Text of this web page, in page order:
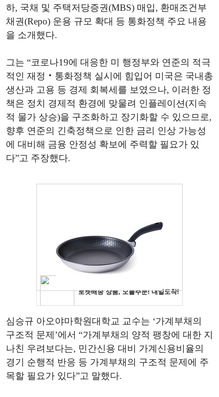
하, 국채 및 주택저당증권(MBS) 매입, 환매조건부
채권(Repo) 운용 규모 확대 등 통화정책 주요 내용
을 소개했다.
그는 “코로나19에 대응한 미 행정부와 연준의 적극
적인 재정‧통화정책 실시에 힘입어 미국은 국내총
생산과 고용 등 경제 회복세를 보였으나, 이러한 정
책은 정치 경제적 환경에 맞물려 인플레이션(지속
적 물가 상승)을 구조화하고 장기화할 수 있으므로,
향후 연준의 긴축정책으로 인한 금리 인상 가능성
에 대비해 금융 안정성 확보에 주력할 필요가 있
다”고 주장했다.
심승규 아오야마학원대학교 교수는 ‘가계부채의
구조적 문제’에서 “가계부채의 양적 팽창에 대한 지
나친 우려보다는, 민간신용 대비 가계신용비율의
경기 순행적 반응 등 가계부채의 구조적 문제에 주
목할 필요가 있다”고 말했다.